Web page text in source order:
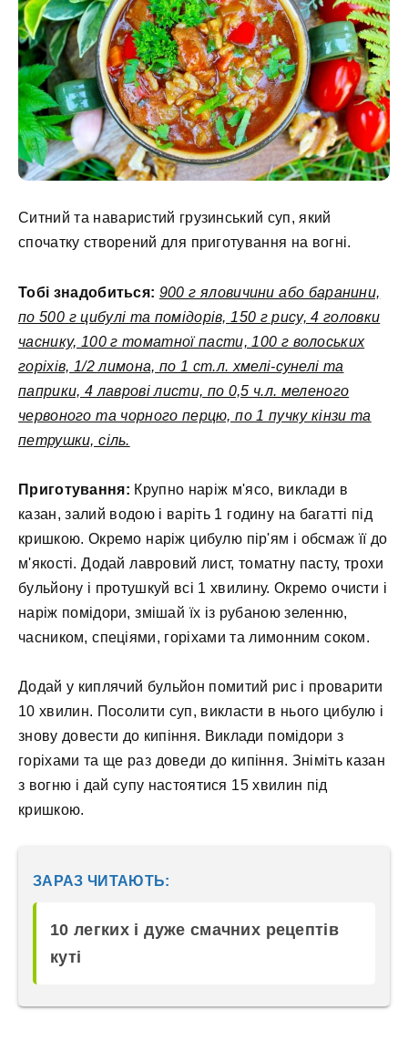
Ситний та наваристий грузинський суп, який
спочатку створений для приготування на вогні.
Тобі знадобиться: 900 г яловичини або баранини,
по 500 г цибулі та помідорів, 150 г рису, 4 головки
часнику, 100 г томатної пасти, 100 г волоських
горіхів, 1/2 лимона, по 1 ст.л. хмелі-сунелі та
паприки, 4 лаврові листи, по 0,5 ч.л. меленого
червоного та чорного перцю, по 1 пучку кінзи та
петрушки, сіль.
Приготування: Крупно наріж м'ясо, виклади в
казан, залий водою і варіть 1 годину на багатті під
кришкою. Окремо наріж цибулю пір'ям і обсмаж її до
м'якості. Додай лавровий лист, томатну пасту, трохи
бульйону і протушкуй всі 1 хвилину. Окремо очисти і
наріж помідори, змішай їх із рубаною зеленню,
часником, спеціями, горіхами та лимонним соком.
Додай у киплячий бульйон помитий рис і проварити
10 хвилин. Посолити суп, викласти в нього цибулю і
знову довести до кипіння. Виклади помідори з
горіхами та ще раз доведи до кипіння. Зніміть казан
з вогню і дай супу настоятися 15 хвилин під
кришкою.
ЗАРАЗ ЧИТАЮТЬ:
10 легких і дуже смачних рецептів
куті